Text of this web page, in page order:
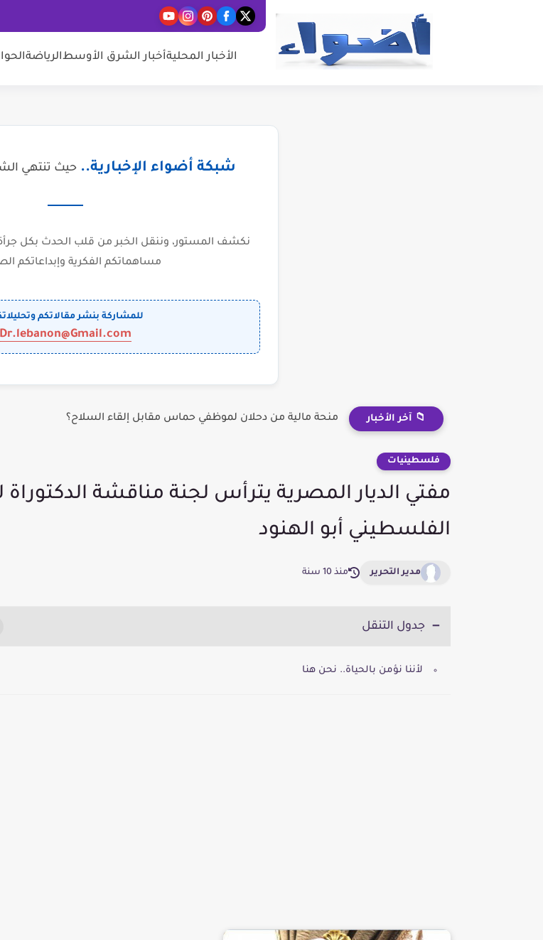
الأخبار المحليةأخبار الشرق الأوسطالرياضة
شبكة أضواء الإخبارية.. حيث تنتهي
نكشف المستور، وننقل الخبر من قلب الحدث بكل
مساهماتكم الفكرية وإبداعاتكم
للمشاركة بنشر مقالاتكم
Dr.lebanon@Gmail.com
📁 آخر الأخبار منحة مالية من دحلان لموظفي حماس مقابل إلقاء السلاح؟
فلسطينيات
مفتي الديار المصرية يترأس لجنة مناقشة الدكتوراة
الفلسطيني أبو الهنود
مدير التحرير منذ 10 سنة
جدول التنقل
لأننا نؤمن بالحياة.. نحن هنا